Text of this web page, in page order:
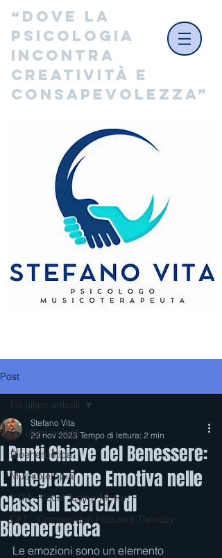
“Dove la
psicologia
incontra
creatività e
consapevolezza”
Post
Gli ultimi articoli
Bioenergetica
Musicoterapia
VTM - Vocal Tuning Motion
CFT - Compassion Focused Therapy
Gli ultimi articoli
I Punti Chiave del Benessere:
L'Integrazione Emotiva nelle
Classi di Esercizi di
Bioenergetica
Stefano Vita
29 nov 2023 Tempo di lettura: 2 min
Le emozioni sono un elemento